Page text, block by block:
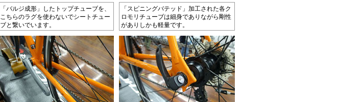
「バルジ成形」したトップチューブを、
こちらのラグを使わないでシートチュー
ブと繋いでいます。
「スピニングバテッド」加工された各ク
ロモリチューブは細身でありながら剛性
がありしかも軽量です。